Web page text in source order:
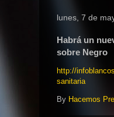
lunes, 7 de
Habrá un
sobre Negro
http://
sanitaria
By Hacemos